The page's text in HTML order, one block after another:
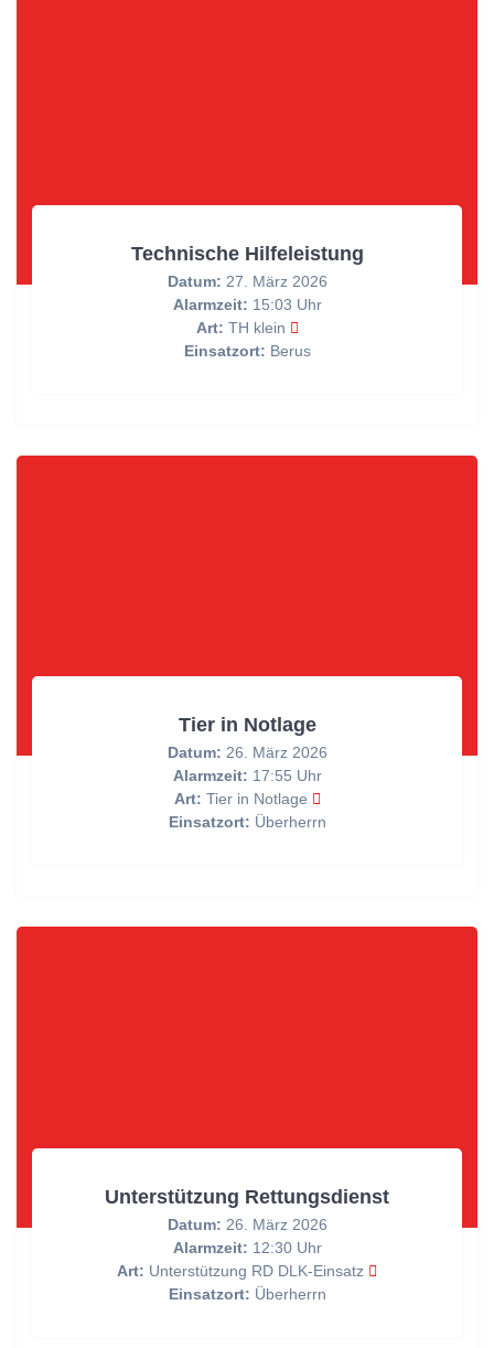
Technische Hilfeleistung
Datum: 27. März 2026
Alarmzeit: 15:03 Uhr
Art: TH klein
Einsatzort: Berus
Tier in Notlage
Datum: 26. März 2026
Alarmzeit: 17:55 Uhr
Art: Tier in Notlage
Einsatzort: Überherrn
Unterstützung Rettungsdienst
Datum: 26. März 2026
Alarmzeit: 12:30 Uhr
Art: Unterstützung RD DLK-Einsatz
Einsatzort: Überherrn